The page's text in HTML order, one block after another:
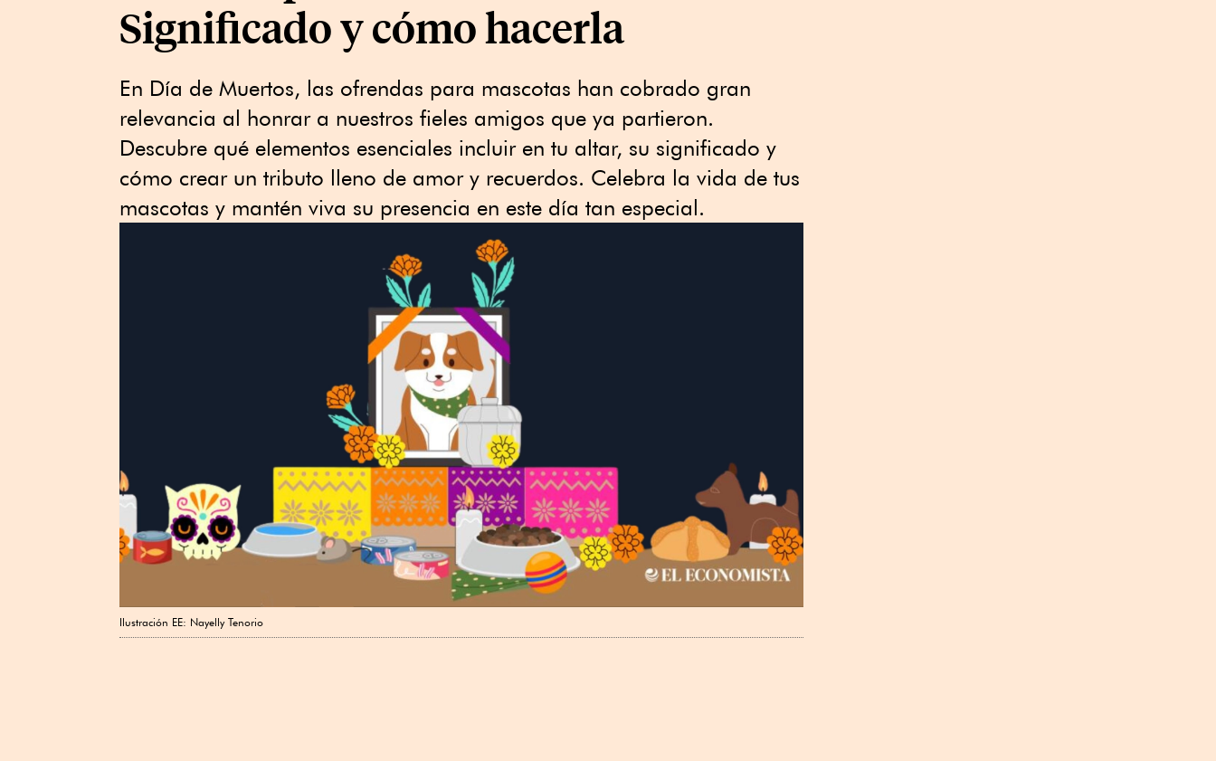
Significado y cómo hacerla
En Día de Muertos, las ofrendas para mascotas han cobrado gran
relevancia al honrar a nuestros fieles amigos que ya partieron.
Descubre qué elementos esenciales incluir en tu altar, su significado y
cómo crear un tributo lleno de amor y recuerdos. Celebra la vida de tus
mascotas y mantén viva su presencia en este día tan especial.
Ilustración EE: Nayelly Tenorio